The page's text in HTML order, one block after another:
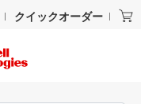
クイックオーダー